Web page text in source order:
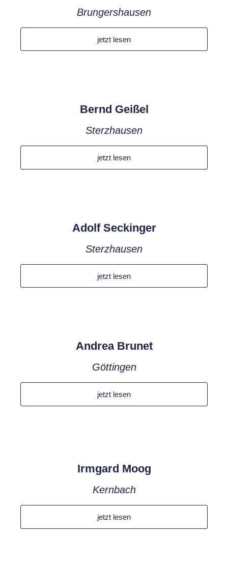
Brungershausen
jetzt lesen
Bernd Geißel
Sterzhausen
jetzt lesen
Adolf Seckinger
Sterzhausen
jetzt lesen
Andrea Brunet
Göttingen
jetzt lesen
Irmgard Moog
Kernbach
jetzt lesen